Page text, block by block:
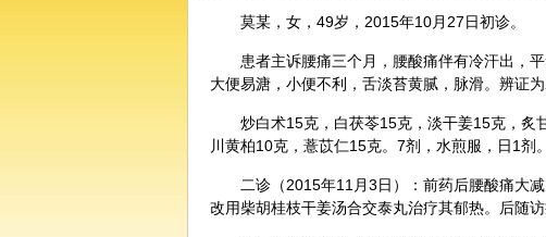
莫某，女，49岁，2015年10月27日初诊。
患者主诉腰痛三个月，腰酸痛伴有冷汗出，
大便易溏，小便不利，舌淡苔黄腻，脉滑。辨证
炒白术15克， 白茯苓15克，淡干姜15克，炙
川 黄柏10克， 薏苡仁15克。7剂，水煎服，日1剂。
二诊（2015年11月3日）：前药后腰酸痛大
改用柴胡桂枝干姜汤合交泰丸治疗其郁热。后随访